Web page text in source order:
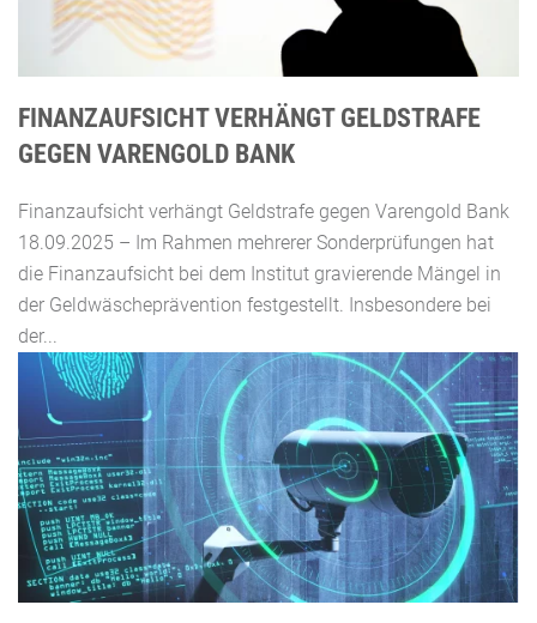
FINANZAUFSICHT VERHÄNGT GELDSTRAFE
GEGEN VARENGOLD BANK
Finanzaufsicht verhängt Geldstrafe gegen Varengold Bank
18.09.2025 – Im Rahmen mehrerer Sonderprüfungen hat
die Finanzaufsicht bei dem Institut gravierende Mängel in
der Geldwäscheprävention festgestellt. Insbesondere bei
der...